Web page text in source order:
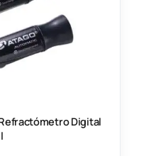
Digital